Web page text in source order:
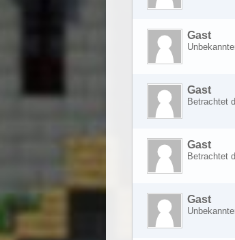
Gast
Gast
Betrachtet
Gast
Betrachtet
Gast